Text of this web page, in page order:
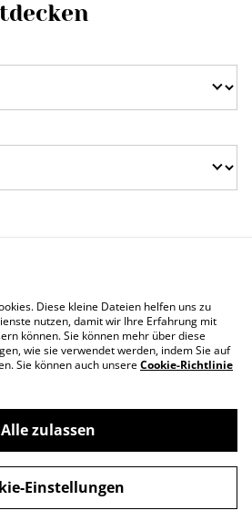
AGB + Impressum
Cookie-Richtlinien
powered by
Diese kleine Dateien helfen uns zu
nutzen, damit wir Ihre Erfahrung mit
können. Sie können mehr über diese
wie sie verwendet werden, indem Sie auf
Sie können auch unsereCookie-Richtlinie
Alle zulassen
Einstellungen